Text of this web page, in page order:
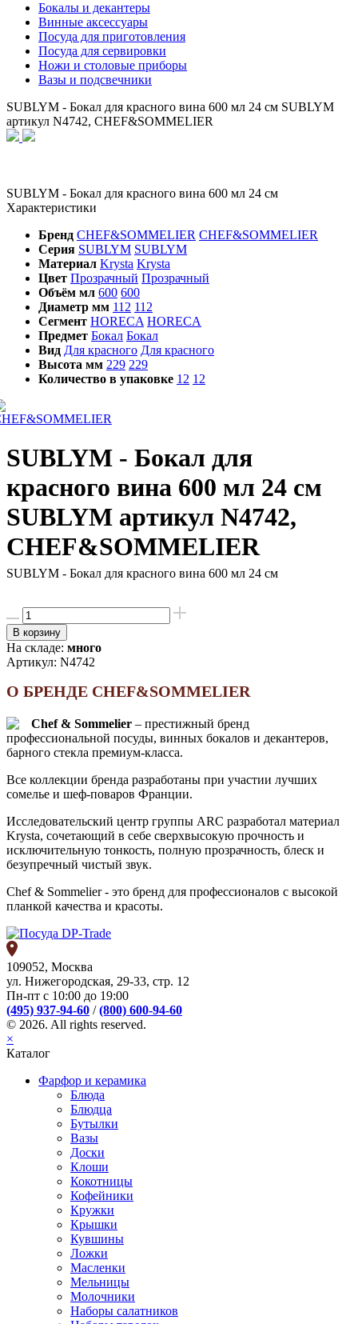
Бокалы и декантеры
Винные аксессуары
Посуда для приготовления
Посуда для сервировки
Ножи и столовые приборы
Вазы и подсвечники
SUBLYM - Бокал для красного вина 600 мл 24 см SUBLYM
артикул N4742, CHEF&SOMMELIER
SUBLYM - Бокал для красного вина 600 мл 24 см
Характеристики
Бренд CHEF&SOMMELIER CHEF&SOMMELIER
Серия SUBLYM SUBLYM
Материал Krysta Krysta
Цвет Прозрачный Прозрачный
Объём мл 600 600
Диаметр мм 112 112
Сегмент HORECA HORECA
Предмет Бокал Бокал
Вид Для красного Для красного
Высота мм 229 229
Количество в упаковке 12 12
SUBLYM - Бокал для
красного вина 600 мл 24 см
SUBLYM артикул N4742,
CHEF&SOMMELIER
SUBLYM - Бокал для красного вина 600 мл 24 см
В корзину
На складе: много
Артикул: N4742
О БРЕНДЕ CHEF&SOMMELIER
Chef & Sommelier – престижный бренд
профессиональной посуды, винных бокалов и декантеров,
барного стекла премиум-класса.
Все коллекции бренда разработаны при участии лучших
сомелье и шеф-поваров Франции.
Исследовательский центр группы ARC разработал материал
Krysta, сочетающий в себе сверхвысокую прочность и
исключительную тонкость, полную прозрачность, блеск и
безупречный чистый звук.
Chef & Sommelier - это бренд для профессионалов с высокой
планкой качества и красоты.
109052, Москва
ул. Нижегородская, 29-33, стр. 12
Пн-пт с 10:00 до 19:00
(495) 937-94-60 /(800) 600-94-60
© 2026. All rights reserved.
×
Каталог
Фарфор и керамика
Блюда
Блюдца
Бутылки
Вазы
Доски
Клоши
Кокотницы
Кофейники
Кружки
Крышки
Кувшины
Ложки
Масленки
Мельницы
Молочники
Наборы салатников